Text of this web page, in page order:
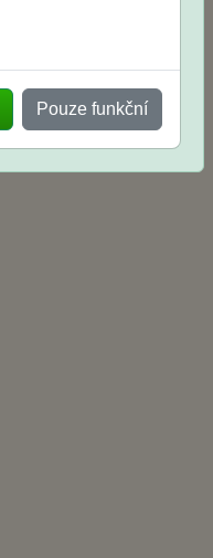
Pouze funkční